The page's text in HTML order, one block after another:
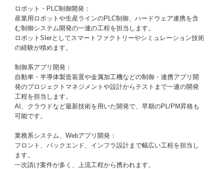
ロボット・PLC制御開発：
産業用ロボットや生産ラインのPLC制御、ハードウェア連携を含
む制御システム開発の一連の工程を担当します。
ロボットSIerとしてスマートファクトリーやシミュレーション技術
の経験が積めます。
制御系アプリ開発：
自動車・半導体製造装置や金属加工機などの制御・連携アプリ開
発のプロジェクトマネジメントや設計からテストまで一連の開発
工程を担当します。
AI、クラウドなど最新技術を用いた開発で、早期のPL/PM昇格も
可能です。
業務系システム、Webアプリ開発：
フロント、バックエンド、インフラ設計まで幅広い工程を担当し
ます。
一次請け案件が多く、上流工程から携われます。